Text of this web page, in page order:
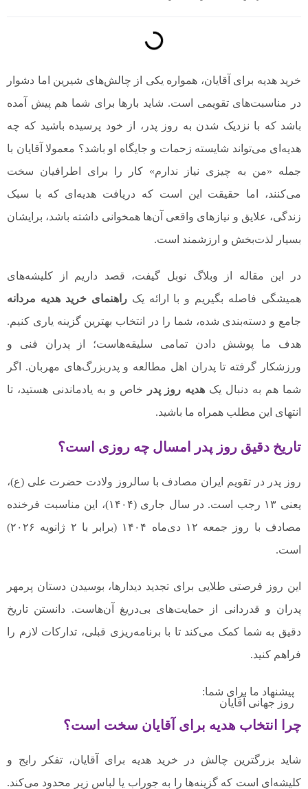
خرید هدیه برای آقایان، همواره یکی از چالش‌های شیرین اما دشوار
در مناسبت‌های تقویمی است. شاید بارها برای شما هم پیش آمده
باشد که با نزدیک شدن به روز پدر، از خود پرسیده باشید که چه
هدیه‌ای می‌تواند شایسته زحمات و جایگاه او باشد؟ معمولا آقایان با
جمله «من به چیزی نیاز ندارم» کار را برای اطرافیان سخت
می‌کنند، اما حقیقت این است که دریافت هدیه‌ای که با سبک
زندگی، علایق و نیازهای واقعی آن‌ها همخوانی داشته باشد، برایشان
بسیار لذت‌بخش و ارزشمند است.
در این مقاله از وبلاگ نوبل گیفت، قصد داریم از کلیشه‌های
همیشگی فاصله بگیریم و با ارائه یکراهنمای خرید هدیه مردانه
جامع و دسته‌بندی شده، شما را در انتخاب بهترین گزینه یاری کنیم.
هدف ما پوشش دادن تمامی سلیقه‌هاست؛ از پدران فنی و
ورزشکار گرفته تا پدران اهل مطالعه و پدربزرگ‌های مهربان. اگر
شما هم به دنبال یک هدیه روز پدر
خاص و به یادماندنی هستید، تا
انتهای این مطلب همراه ما باشید.
تاریخ دقیق روز پدر امسال چه روزی است؟
روز پدر در تقویم ایران مصادف با سالروز ولادت حضرت علی (ع)،
یعنی ۱۳ رجب است. در سال جاری (۱۴۰۴)، این مناسبت فرخنده
مصادف با روز جمعه ۱۲ دی‌ماه ۱۴۰۴ (برابر با ۲ ژانویه ۲۰۲۶)
است.
این روز فرصتی طلایی برای تجدید دیدارها، بوسیدن دستان پرمهر
پدران و قدردانی از حمایت‌های بی‌دریغ آن‌هاست. دانستن تاریخ
دقیق به شما کمک می‌کند تا با برنامه‌ریزی قبلی، تدارکات لازم را
فراهم کنید.
پیشنهاد ما برای شما:
روز جهانی آقایان
چرا انتخاب هدیه برای آقایان سخت است؟
شاید بزرگترین چالش در خرید هدیه برای آقایان، تفکر رایج و
کلیشه‌ای است که گزینه‌ها را به جوراب یا لباس زیر محدود می‌کند.